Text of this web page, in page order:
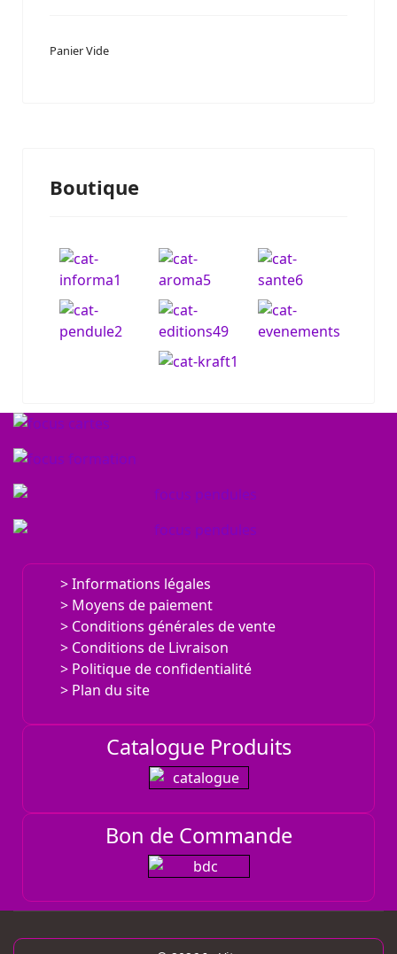
Panier Vide
Boutique
Informations légales
Moyens de paiement
Conditions générales de vente
Conditions de Livraison
Politique de confidentialité
Plan du site
Catalogue Produits
Bon de Commande